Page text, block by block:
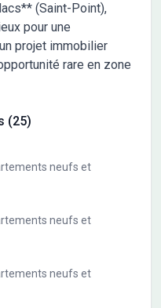
(Saint-Point),
pour une
projet immobilier
rare en zone
(25)
neufs et
neufs et
neufs et